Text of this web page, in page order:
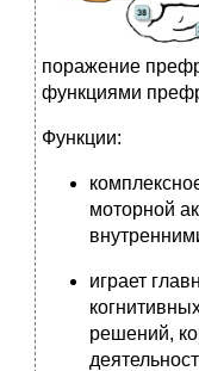
поражение
функциями
Функции:
моторной
играет
решений,